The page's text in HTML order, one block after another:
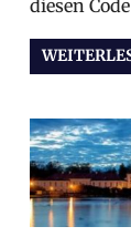
diesen